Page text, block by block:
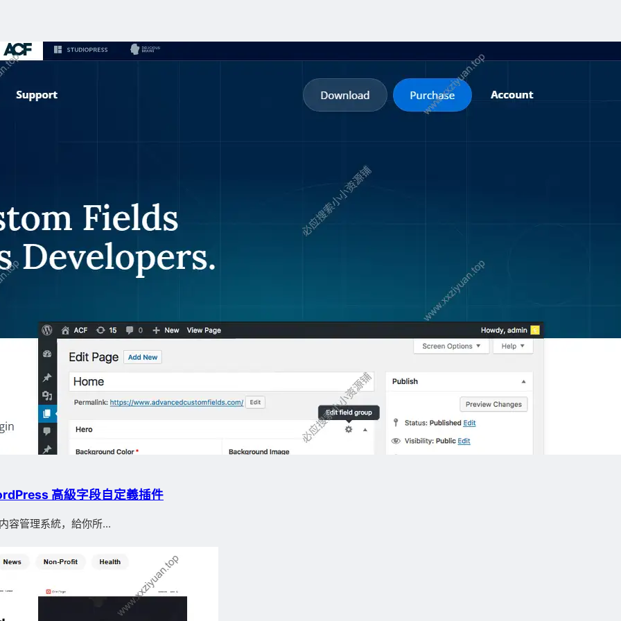
高級字段自定義插件
容管理系統，給你所...